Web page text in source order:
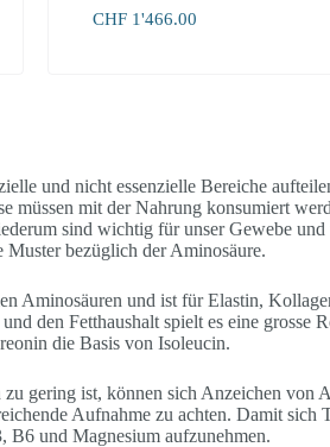
CHF 1'466.00
und nicht essenzielle Bereiche
müssen mit der Nahrung konsumiert
sind wichtig für unser Gewebe
Muster bezüglich der Aminosäure.
Aminosäuren und ist für Elastin,
den Fetthaushalt spielt es eine grosse
die Basis von Isoleucin.
gering ist, können sich Anzeichen von
Aufnahme zu achten. Damit sich
und Magnesium aufzunehmen.